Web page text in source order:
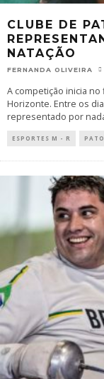
CLUBE DE
NATAÇÃO
FERNANDA OLIVEIRA
A competição inicia
Horizonte. Entre os
representado por
ESPORTES M - R